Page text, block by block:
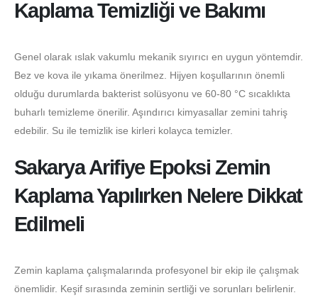
Kaplama Temizliği ve Bakımı
Genel olarak ıslak vakumlu mekanik sıyırıcı en uygun yöntemdir.
Bez ve kova ile yıkama önerilmez. Hijyen koşullarının önemli
olduğu durumlarda bakterist solüsyonu ve 60-80 °C sıcaklıkta
buharlı temizleme önerilir. Aşındırıcı kimyasallar zemini tahriş
edebilir. Su ile temizlik ise kirleri kolayca temizler.
Sakarya Arifiye Epoksi Zemin
Kaplama Yapılırken Nelere Dikkat
Edilmeli
Zemin kaplama çalışmalarında profesyonel bir ekip ile çalışmak
önemlidir. Keşif sırasında zeminin sertliği ve sorunları belirlenir.